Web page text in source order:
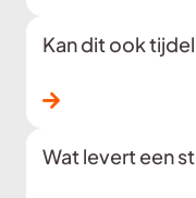
Kan dit ook
Lees verder
Wat levert een